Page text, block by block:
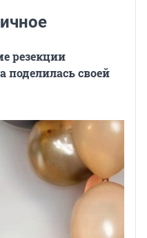
резекции
поделилась своей